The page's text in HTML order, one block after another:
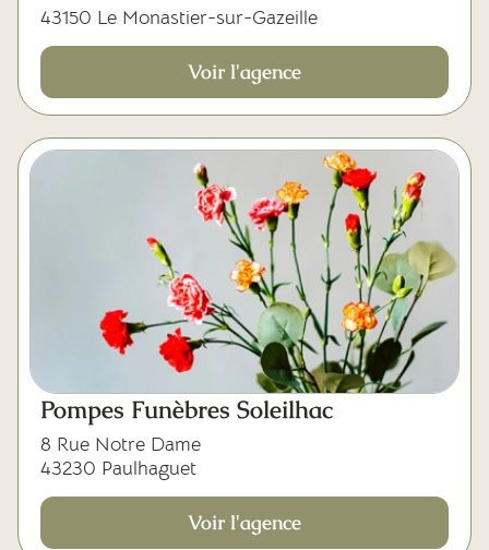
43150 Le Monastier-sur-Gazeille
Voir l'agence
Pompes Funèbres Soleilhac
8 Rue Notre Dame
43230 Paulhaguet
Voir l'agence